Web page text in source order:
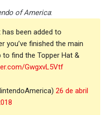
of America:
been added to
you’ve finished the main
find the Topper Hat &
GwgxvL5Vtf
26 de abril